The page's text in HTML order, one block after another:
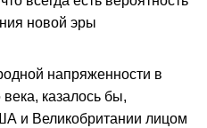
новой эры
напряженности в
казалось бы,
и Великобритании лицом